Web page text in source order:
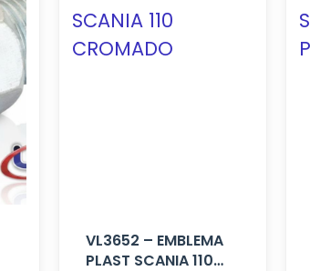
VL3652 – EMBLEMA
PLAST SCANIA 110